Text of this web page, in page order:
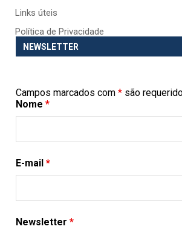
Links úteis
Política de Privacidade
NEWSLETTER
Campos marcados com * são
Nome *
E-mail *
Newsletter *